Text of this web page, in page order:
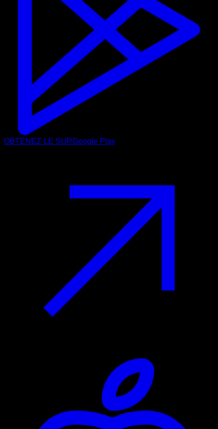
OBTENEZ-LE SURGoogle Play